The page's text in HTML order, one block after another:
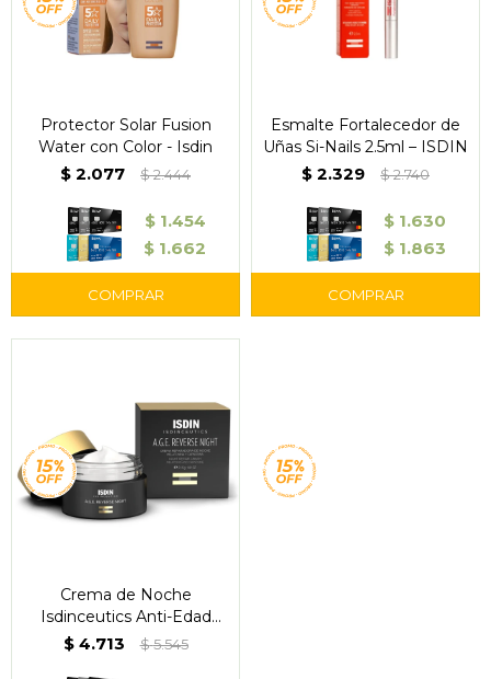
Protector Solar Fusion
Water con Color - Isdin
$ 2.077 $2.444
$ 1.454
$ 1.662
Esmalte Fortalecedor de
Uñas Si-Nails 2.5ml – ISDIN
$ 2.329 $2.740
$ 1.630
$ 1.863
Crema de Noche
Isdinceutics Anti-Edad
A.G.E. Reverse – ISDIN
$ 4.713 $5.545